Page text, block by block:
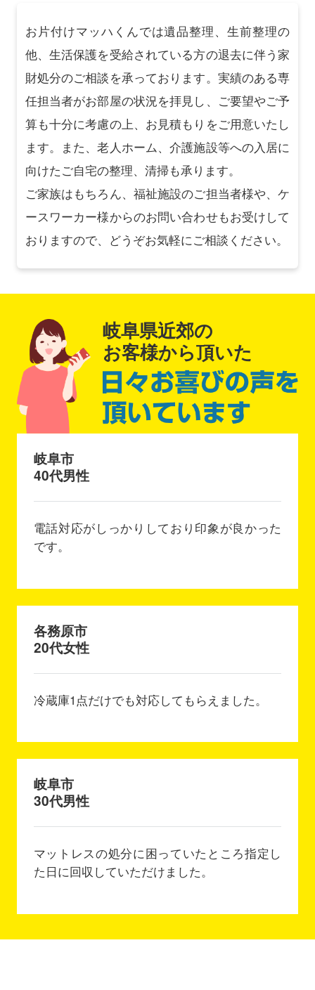
お片付けマッハくんでは遺品整理、生前整理の
他、生活保護を受給されている方の退去に伴う家
財処分のご相談を承っております。実績のある専
任担当者がお部屋の状況を拝見し、ご要望やご予
算も十分に考慮の上、お見積もりをご用意いたし
ます。また、老人ホーム、介護施設等への入居に
向けたご自宅の整理、清掃も承ります。
ご家族はもちろん、福祉施設のご担当者様や、ケ
ースワーカー様からのお問い合わせもお受けして
おりますので、どうぞお気軽にご相談ください。
岐阜県近郊の
お客様から頂いた
岐阜市
40代男性
電話対応がしっかりしており印象が良かった
です。
各務原市
20代女性
冷蔵庫1点だけでも対応してもらえました。
岐阜市
30代男性
マットレスの処分に困っていたところ指定し
た日に回収していただけました。